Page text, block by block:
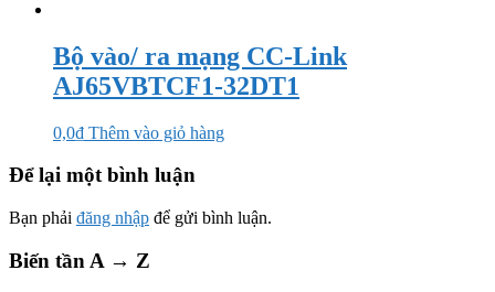
Bộ vào/ ra mạng CC-Link
AJ65VBTCF1-32DT1
0,0₫ Thêm vào giỏ hàng
Để lại một bình luận
Bạn phải đăng nhập để gửi bình luận.
Biến tần A → Z